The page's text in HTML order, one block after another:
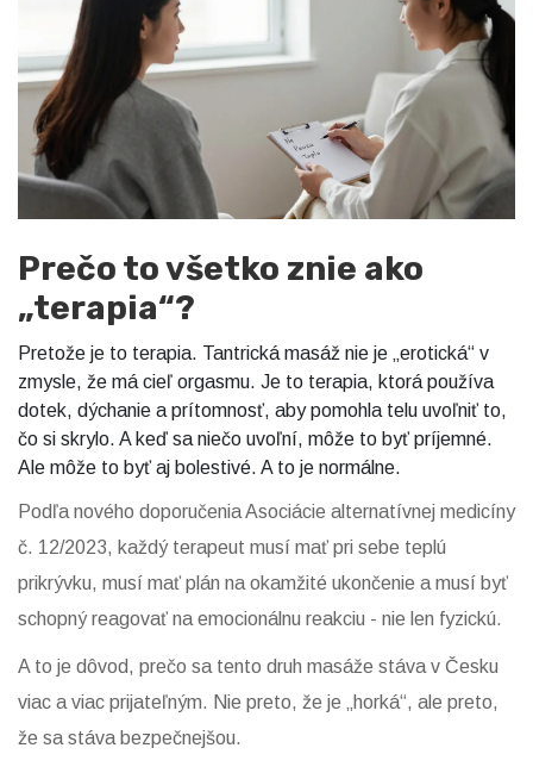
Prečo to všetko znie ako
„terapia“?
Pretože je to terapia. Tantrická masáž nie je „erotická“ v
zmysle, že má cieľ orgasmu. Je to terapia, ktorá používa
dotek, dýchanie a prítomnosť, aby pomohla telu uvoľniť to,
čo si skrylo. A keď sa niečo uvoľní, môže to byť príjemné.
Ale môže to byť aj bolestivé. A to je normálne.
Podľa nového doporučenia Asociácie alternatívnej medicíny
č. 12/2023, každý terapeut musí mať pri sebe teplú
prikrývku, musí mať plán na okamžité ukončenie a musí byť
schopný reagovať na emocionálnu reakciu - nie len fyzickú.
A to je dôvod, prečo sa tento druh masáže stáva v Česku
viac a viac prijateľným. Nie preto, že je „horká“, ale preto,
že sa stáva bezpečnejšou.